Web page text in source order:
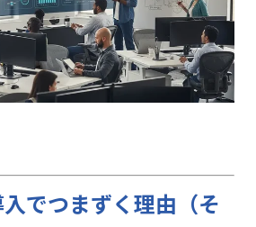
でつまずく理由（そ